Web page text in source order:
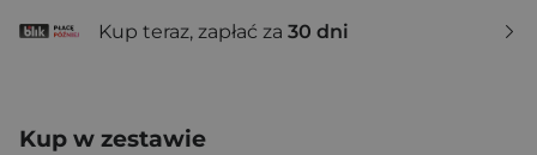
Kup teraz, zapłać za 30 dni
Kup w zestawie